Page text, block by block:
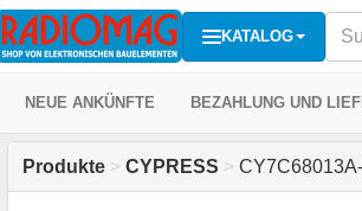
KATALOG
NEUE ANKÜNFTE BEZAHLUNG UND
Produkte > CYPRESS >